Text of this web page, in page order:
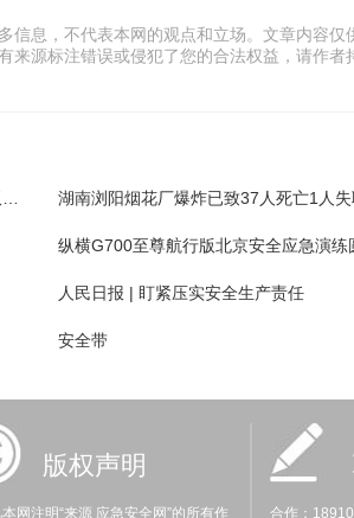
信息，不代表本网的观点和立场。文章内容仅
来源标注错误或侵犯了您的合法权益，请作者
湖南浏阳烟花厂爆炸已致37人死亡1人失
纵横G700至尊航行版北京安全应急演练
人民日报 | 盯紧压实安全生产责任
安全带
版权声明
本网注明“来源 应急安全网”的所有作
合作：